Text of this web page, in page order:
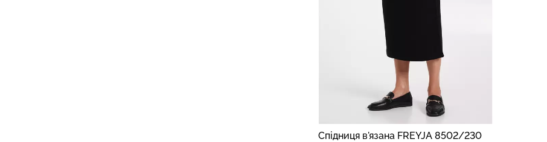
Спідниця в'язана FREYJA 8502/230